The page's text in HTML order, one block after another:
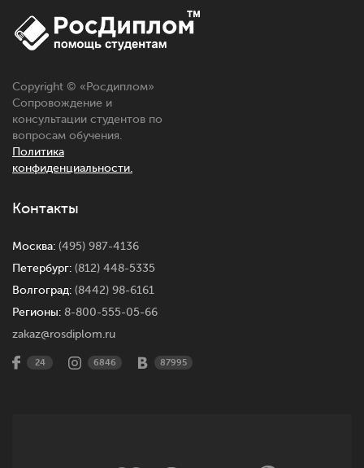
Copyright © «Росдиплом»
Сопровождение и
консультации студентов по
вопросам обучения.
Политика
конфиденциальности.
Контакты
Москва: (495) 987-4136
Петербург: (812) 448-5335
Волгоград: (8442) 98-6161
Регионы: 8-800-555-05-66
zakaz@rosdiplom.ru
24 6846 87995